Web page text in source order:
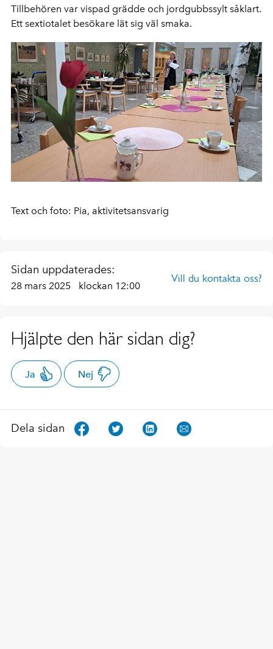
Tillbehören var vispad grädde och jordgubbssylt såklart.
Ett sextiotalet besökare lät sig väl smaka.
Text och foto: Pia, aktivitetsansvarig
Sidan uppdaterades:
28 mars 2025 klockan 12:00
Vill du kontakta oss?
Hjälpte den här sidan dig?
Ja Nej
Dela sidan